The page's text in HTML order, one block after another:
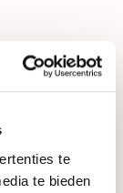
te
te bieden